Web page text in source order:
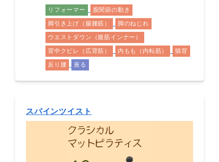
リフォーマー
股関節の動き
脚引き上げ（腸腰筋）
脚のねじれ
ウエストダウン（腹筋インナー）
背中クビレ（広背筋）
内もも（内転筋）
猫背
反り腰
座る
スパインツイスト